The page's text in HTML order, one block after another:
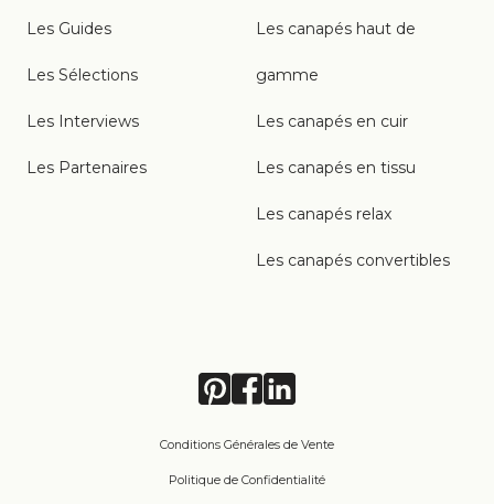
Les Guides
Les Sélections
Les Interviews
Les Partenaires
Les canapés haut de
gamme
Les canapés en cuir
Les canapés en tissu
Les canapés relax
Les canapés convertibles
Conditions Générales de Vente
Politique de Confidentialité